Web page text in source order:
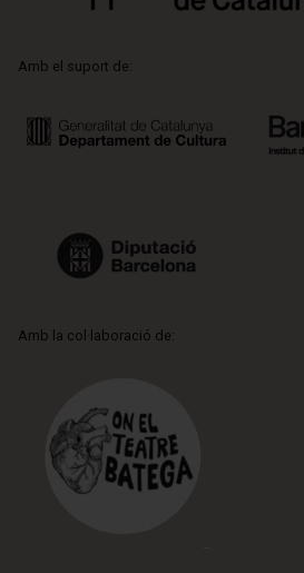
Amb el suport de:
Amb la col·laboració de: